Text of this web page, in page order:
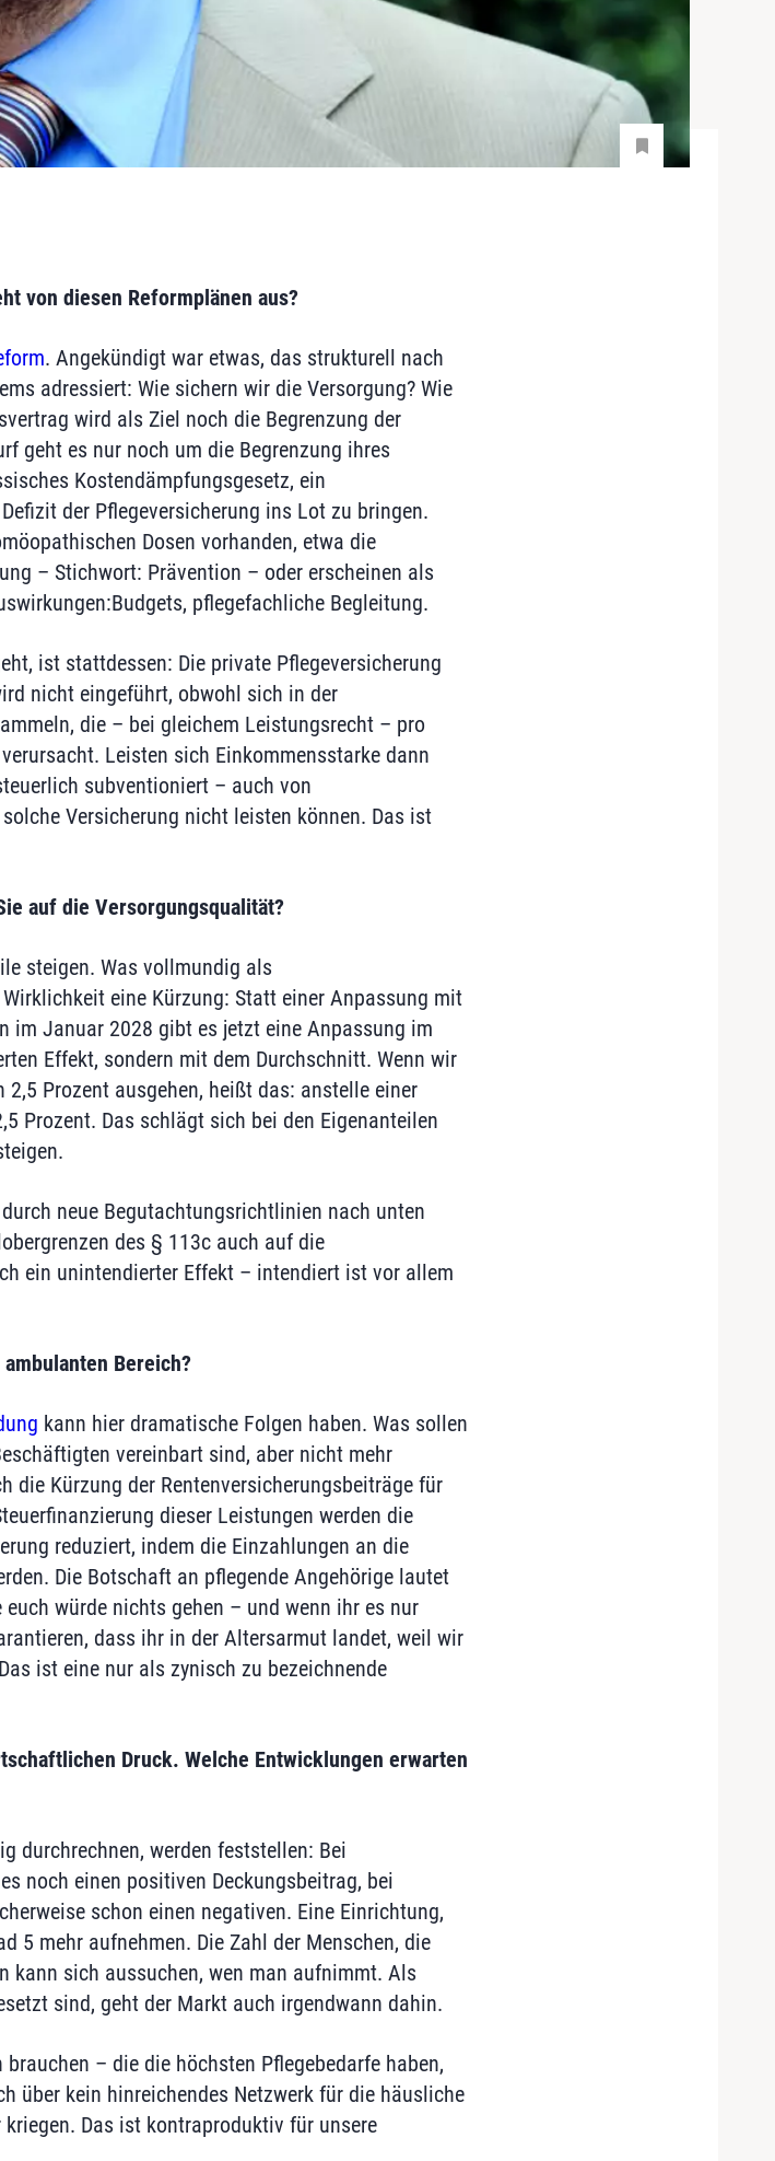
von diesen Reformplänen aus?
. Angekündigt war etwas, das strukturell nach
adressiert: Wie sichern wir die Versorgung? Wie
wird als Ziel noch die Begrenzung der
geht es nur noch um die Begrenzung ihres
Kostendämpfungsgesetz, ein
der Pflegeversicherung ins Lot zu bringen.
Dosen vorhanden, etwa die
– Stichwort: Prävention – oder erscheinen als
pflegefachliche Begleitung.
ist stattdessen: Die private Pflegeversicherung
nicht eingeführt, obwohl sich in der
die – bei gleichem Leistungsrecht – pro
Leisten sich Einkommensstarke dann
subventioniert – auch von
Versicherung nicht leisten können. Das ist
auf die Versorgungsqualität?
steigen. Was vollmundig als
eine Kürzung: Statt einer Anpassung mit
im Januar 2028 gibt es jetzt eine Anpassung im
Effekt, sondern mit dem Durchschnitt. Wenn wir
Prozent ausgehen, heißt das: anstelle einer
Prozent. Das schlägt sich bei den Eigenanteilen
neue Begutachtungsrichtlinien nach unten
des § 113c auch auf die
ein unintendierter Effekt – intendiert ist vor allem
Bereich?
kann hier dramatische Folgen haben. Was sollen
vereinbart sind, aber nicht mehr
die Kürzung der Rentenversicherungsbeiträge für
dieser Leistungen werden die
reduziert, indem die Einzahlungen an die
Die Botschaft an pflegende Angehörige lautet
würde nichts gehen – und wenn ihr es nur
dass ihr in der Altersarmut landet, weil wir
ist eine nur als zynisch zu bezeichnende
Druck. Welche Entwicklungen erwarten
durchrechnen, werden feststellen: Bei
noch einen positiven Deckungsbeitrag, bei
schon einen negativen. Eine Einrichtung,
5 mehr aufnehmen. Die Zahl der Menschen, die
kann sich aussuchen, wen man aufnimmt. Als
sind, geht der Markt auch irgendwann dahin.
– die die höchsten Pflegebedarfe haben,
über kein hinreichendes Netzwerk für die häusliche
Das ist kontraproduktiv für unsere